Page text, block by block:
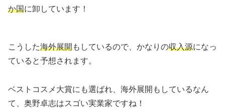
か国に卸しています！
こうした海外展開もしているので、かなりの収入源になっ
ていると予想されます。
ベストコスメ大賞にも選ばれ、海外展開もしているなん
て、奥野卓志はスゴい実業家ですね！